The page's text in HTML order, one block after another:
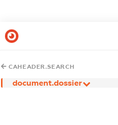
CAHEADER.SEARCH
document.dossier